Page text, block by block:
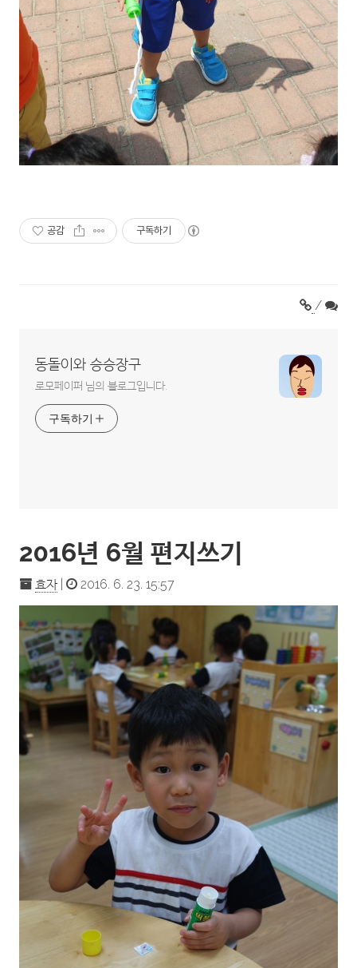
공감 구독하기
/
동돌이와 승승장구
로모페이퍼 님의 블로그입니다.
구독하기
2016년 6월 편지쓰기
효자| 2016. 6. 23. 15:57